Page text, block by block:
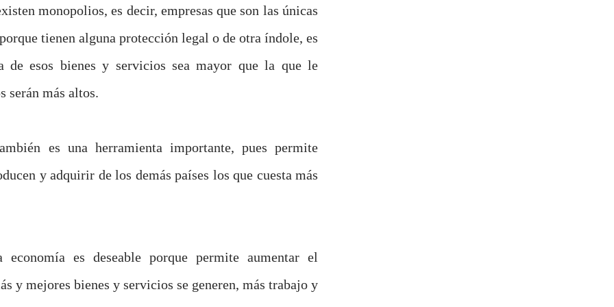
monopolios, es decir, empresas que son las únicas
tienen alguna protección legal o de otra índole, es
esos bienes y servicios sea mayor que la que le
serán más altos.
es una herramienta importante, pues permite
y adquirir de los demás países los que cuesta más
es deseable porque permite aumentar el
y mejores bienes y servicios se generen, más trabajo y